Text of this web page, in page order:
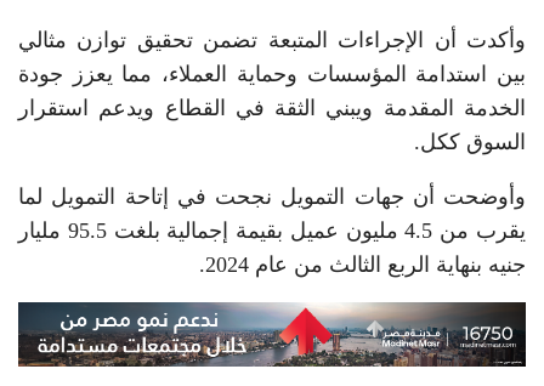
وأكدت أن الإجراءات المتبعة تضمن تحقيق توازن مثالي
بين استدامة المؤسسات وحماية العملاء، مما يعزز جودة
الخدمة المقدمة ويبني الثقة في القطاع ويدعم استقرار
السوق ككل.
وأوضحت أن جهات التمويل نجحت في إتاحة التمويل لما
يقرب من 4.5 مليون عميل بقيمة إجمالية بلغت 95.5 مليار
جنيه بنهاية الربع الثالث من عام 2024.